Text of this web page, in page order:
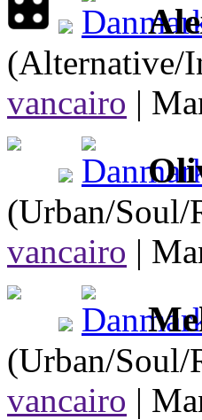
(Alternative/
vancairo |
(Urban/Soul/
vancairo |
(Urban/Soul/
vancairo |